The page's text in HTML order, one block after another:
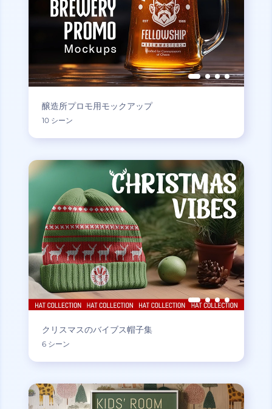
醸造所プロモ用モックアップ
10 シーン
クリスマスのバイブス帽子集
6 シーン